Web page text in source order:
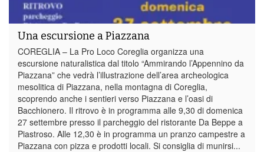
Una escursione a Piazzana
COREGLIA – La Pro Loco Coreglia organizza una
escursione naturalistica dal titolo “Ammirando l’Appennino da
Piazzana” che vedrà l’illustrazione dell’area archeologica
mesolitica di Piazzana, nella montagna di Coreglia,
scoprendo anche i sentieri verso Piazzana e l’oasi di
Bacchionero. Il ritrovo è in programma alle 9,30 di domenica
27 settembre presso il parcheggio del ristorante Da Beppe a
Piastroso. Alle 12,30 è in programma un pranzo campestre a
Piazzana con pizza e prodotti locali. Si consiglia di munirsi...